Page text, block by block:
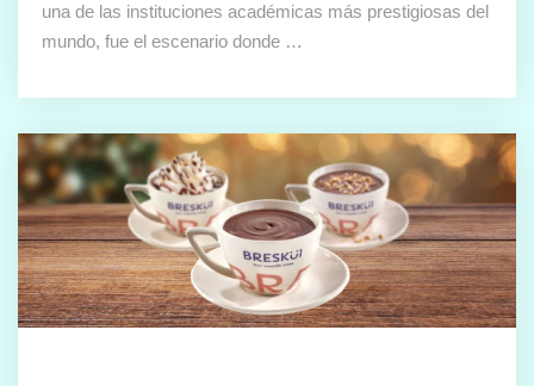
una de las instituciones académicas más prestigiosas del
mundo, fue el escenario donde …